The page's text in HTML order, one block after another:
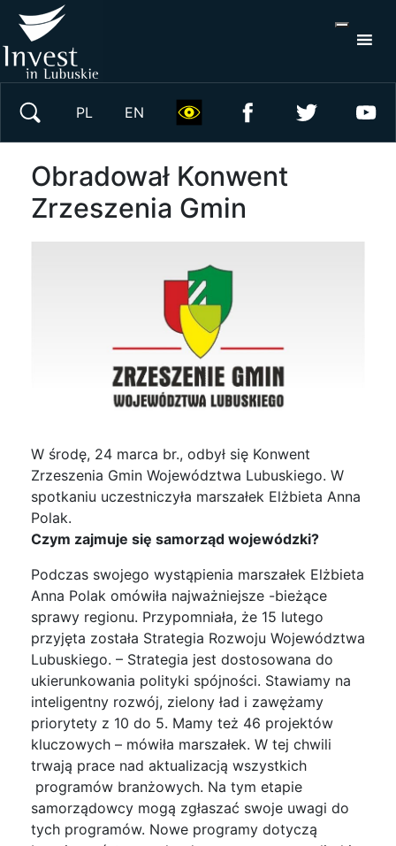
PL EN
Obradował Konwent
Zrzeszenia Gmin
W środę, 24 marca br., odbył się Konwent
Zrzeszenia Gmin Województwa Lubuskiego. W
spotkaniu uczestniczyła marszałek Elżbieta Anna
Polak.
Czym zajmuje się samorząd wojewódzki?
Podczas swojego wystąpienia marszałek Elżbieta
Anna Polak omówiła najważniejsze -bieżące
sprawy regionu. Przypomniała, że 15 lutego
przyjęta została Strategia Rozwoju Województwa
Lubuskiego. – Strategia jest dostosowana do
ukierunkowania polityki spójności. Stawiamy na
inteligentny rozwój, zielony ład i zawężamy
priorytety z 10 do 5. Mamy też 46 projektów
kluczowych – mówiła marszałek. W tej chwili
trwają prace nad aktualizacją wszystkich
programów branżowych. Na tym etapie
samorządowcy mogą zgłaszać swoje uwagi do
tych programów. Nowe programy dotyczą
Wyszukaj w serwisie